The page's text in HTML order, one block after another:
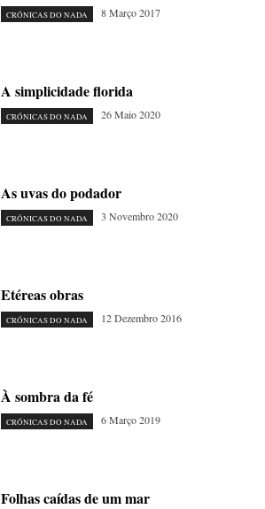
CRÓNICAS DO NADA 8 Março 2017
A simplicidade florida
CRÓNICAS DO NADA 26 Maio 2020
As uvas do podador
CRÓNICAS DO NADA 3 Novembro 2020
Etéreas obras
CRÓNICAS DO NADA 12 Dezembro 2016
À sombra da fé
CRÓNICAS DO NADA 6 Março 2019
Folhas caídas de um mar